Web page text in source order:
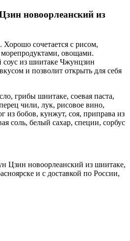
новоорлеанский из
сочетается с рисом,
овощами.
из шиитаке Чжунцзин
и позволит открыть для себя
грибы шиитаке, соевая паста,
чили, лук, рисовое вино,
из бобов, кунжут, соя, приправа из
соль, белый сахар, специи, сорбус
Цзин новоорлеанский из шиитаке,
и с доставкой по России,